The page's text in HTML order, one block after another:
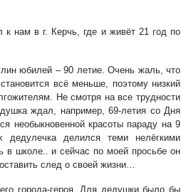
к нам в г. Керчь, где и живёт 21 год по
юбилей – 90 летие. Очень жаль, что
всё меньше, поэтому низкий
Не смотря на все трудности
ждал, например, 69-летия со Дня
необыкновенной красоты параду на 9
делился теми нелёгкими
в школе.. и сейчас по моей просьбе он
след о своей жизни…
города-героя. Для дедушки было бы